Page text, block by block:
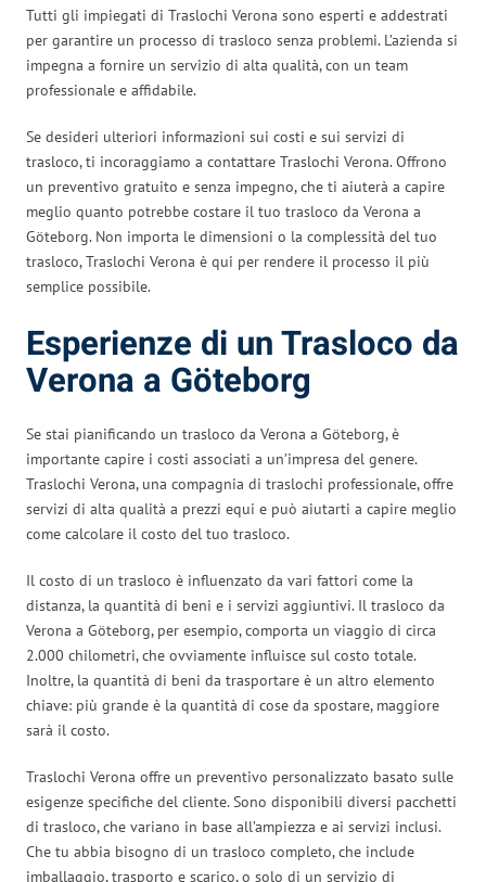
Tutti gli impiegati di Traslochi Verona sono esperti e addestrati
per garantire un processo di trasloco senza problemi. L’azienda si
impegna a fornire un servizio di alta qualità, con un team
professionale e affidabile.
Se desideri ulteriori informazioni sui costi e sui servizi di
trasloco, ti incoraggiamo a contattare Traslochi Verona. Offrono
un preventivo gratuito e senza impegno, che ti aiuterà a capire
meglio quanto potrebbe costare il tuo trasloco da Verona a
Göteborg. Non importa le dimensioni o la complessità del tuo
trasloco, Traslochi Verona è qui per rendere il processo il più
semplice possibile.
Esperienze di un Trasloco da
Verona a Göteborg
Se stai pianificando un trasloco da Verona a Göteborg, è
importante capire i costi associati a un’impresa del genere.
Traslochi Verona, una compagnia di traslochi professionale, offre
servizi di alta qualità a prezzi equi e può aiutarti a capire meglio
come calcolare il costo del tuo trasloco.
Il costo di un trasloco è influenzato da vari fattori come la
distanza, la quantità di beni e i servizi aggiuntivi. Il trasloco da
Verona a Göteborg, per esempio, comporta un viaggio di circa
2.000 chilometri, che ovviamente influisce sul costo totale.
Inoltre, la quantità di beni da trasportare è un altro elemento
chiave: più grande è la quantità di cose da spostare, maggiore
sarà il costo.
Traslochi Verona offre un preventivo personalizzato basato sulle
esigenze specifiche del cliente. Sono disponibili diversi pacchetti
di trasloco, che variano in base all’ampiezza e ai servizi inclusi.
Che tu abbia bisogno di un trasloco completo, che include
imballaggio, trasporto e scarico, o solo di un servizio di